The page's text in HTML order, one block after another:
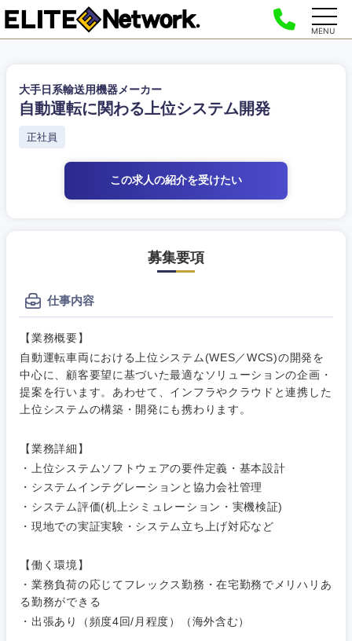
MENU
大手日系輸送用機器メーカー
自動運転に関わる上位システム開発
正社員
この求人の紹介を受けたい
募集要項
仕事内容
【業務概要】
自動運転車両における上位システム(WES／WCS)の開発を
中心に、顧客要望に基づいた最適なソリューションの企画・
提案を行います。あわせて、インフラやクラウドと連携した
上位システムの構築・開発にも携わります。
【業務詳細】
・上位システムソフトウェアの要件定義・基本設計
・システムインテグレーションと協力会社管理
・システム評価(机上シミュレーション・実機検証)
・現地での実証実験・システム立ち上げ対応など
【働く環境】
・業務負荷の応じてフレックス勤務・在宅勤務でメリハリあ
る勤務ができる
・出張あり（頻度4回/月程度）（海外含む）
ご希望の職種を選択してください
経営企
画・事業
企画
経営ボー
ド
管理
SCM
画
事業企画・事業開発
ご希望の職種を選択してください
経営企画・事業企画
経営ボード
管理
SCM
人事
ご希望の業界を選択してください
商社・卸
エネルギー・資源・環境
電気・電子・半導体
素材・化学・金属
ご希望の勤務地を選択してください
北海道・東北地方
北海道 青森県
秋田県 岩手県
宮城県
福島県
ご希望条件を入力ください
希望年収
推奨年齢
20代 30代